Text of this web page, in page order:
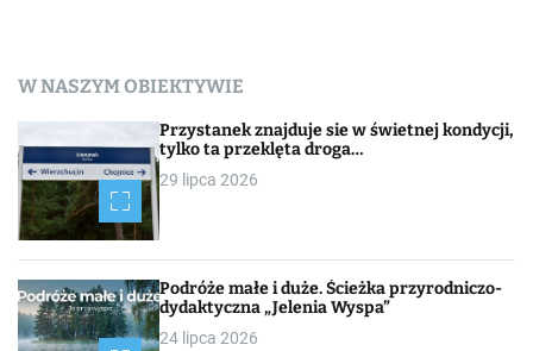
W NASZYM OBIEKTYWIE
Przystanek znajduje sie w świetnej kondycji,
tylko ta przeklęta droga…
29 lipca 2026
Podróże małe i duże. Ścieżka przyrodniczo-
dydaktyczna „Jelenia Wyspa”
24 lipca 2026